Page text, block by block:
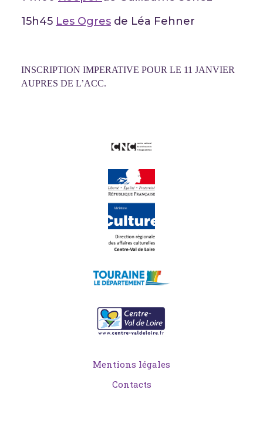
15h45 Les Ogres de Léa Fehner
INSCRIPTION IMPERATIVE POUR LE 11 JANVIER
AUPRES DE L’ACC.
Mentions légales
Contacts